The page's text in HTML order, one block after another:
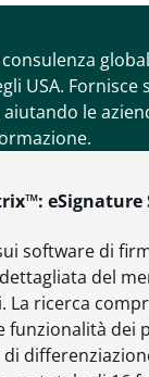
USA. Fornisce
le
software di
del
ricerca
funzionalità dei